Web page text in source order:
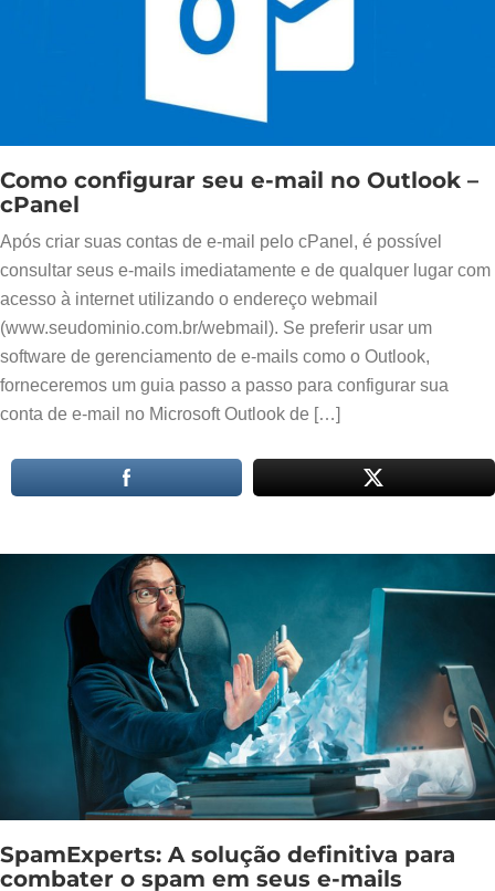
Como configurar seu e-mail no Outlook –
cPanel
Após criar suas contas de e-mail pelo cPanel, é possível
consultar seus e-mails imediatamente e de qualquer lugar com
acesso à internet utilizando o endereço webmail
(www.seudominio.com.br/webmail). Se preferir usar um
software de gerenciamento de e-mails como o Outlook,
forneceremos um guia passo a passo para configurar sua
conta de e-mail no Microsoft Outlook de […]
SpamExperts: A solução definitiva para
combater o spam em seus e-mails